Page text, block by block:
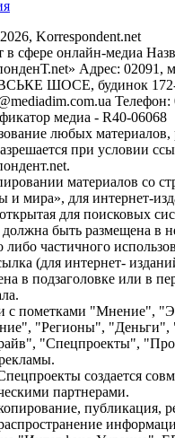
Korrespondent.net
в сфере онлайн-медиа
Адрес: 02091,
ШОСЕ, будинок 172-
Телефон:
медиа - R40-06068
любых
при условии
материалов со
и мира», для интернет-
для поисковых
быть размещена в
либо частичного
(для интернет-
в подзаголовке или в
с пометками "Мнение",
"Регионы",
"Спецпроекты",
создается
партнерами.
публикация,